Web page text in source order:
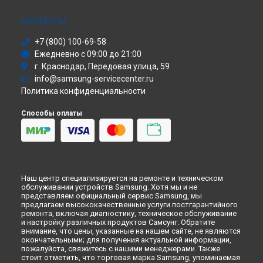
Красноярске
Ремонт холодильника RR-35 H6150SS Samsung в
Ремонт холодильника RR-35 H6150SS Samsung в
Ульяновске
Ремонт холодильника RR-35 H6150SS Samsung в
Ремонт холодильника RR-35 H6150SS Samsung в
Петербурге
Моноблок
Атс
Смарт-часы
Варочная панель
Посудомоечная машина
Морозильная камера
Кондиционер
Духовой шкаф
Вытяжка
КОНТАКТЫ
+7 (800) 100-69-58
Ежедневно с 09:00 до 21:00
г. Краснодар, Передовая улица, 59
info@samsung-servicecenter.ru
Политика конфиденциальности
Способы оплаты
Наш центр специализируется на ремонте и техническом
обслуживании устройств Samsung. Хотя мы и не
представляем официальный сервис Samsung, мы
предлагаем высококачественные услуги постгарантийного
ремонта, включая диагностику, техническое обслуживание
и настройку различных продуктов Самсунг. Обратите
внимание, что цены, указанные на нашем сайте, не являются
окончательными; для получения актуальной информации,
пожалуйста, свяжитесь с нашими менеджерами. Также
стоит отметить, что торговая марка Samsung, упоминаемая